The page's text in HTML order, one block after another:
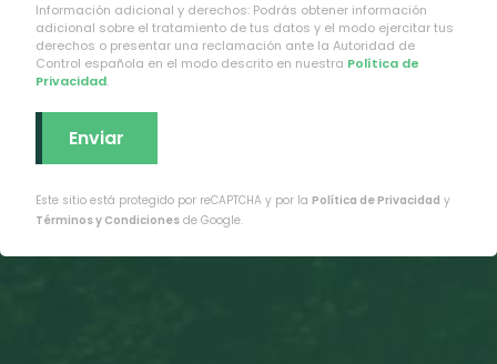
Información adicional y derechos: Podrás obtener información
adicional sobre el tratamiento de tus datos y el modo ejercitar tus
derechos o presentar una reclamación ante la Autoridad de
Control española en el modo descrito en nuestra Política de
Privacidad.
Este sitio está protegido por reCAPTCHA y por la Política de Privacidad y
Términos y Condiciones de Google.